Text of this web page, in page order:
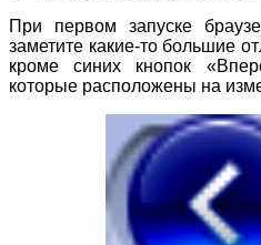
При первом запуске
заметите какие-то большие
кроме синих кнопок
которые расположены на